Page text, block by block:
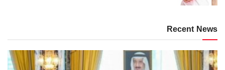
Recent News